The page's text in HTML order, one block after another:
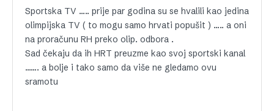
Sportska TV ….. prije par godina su se hvalili kao jedina
olimpijska TV ( to mogu samo hrvati popušit ) ….. a oni
na proračunu RH preko olip. odbora .
Sad čekaju da ih HRT preuzme kao svoj sportski kanal
……. a bolje i tako samo da više ne gledamo ovu
sramotu